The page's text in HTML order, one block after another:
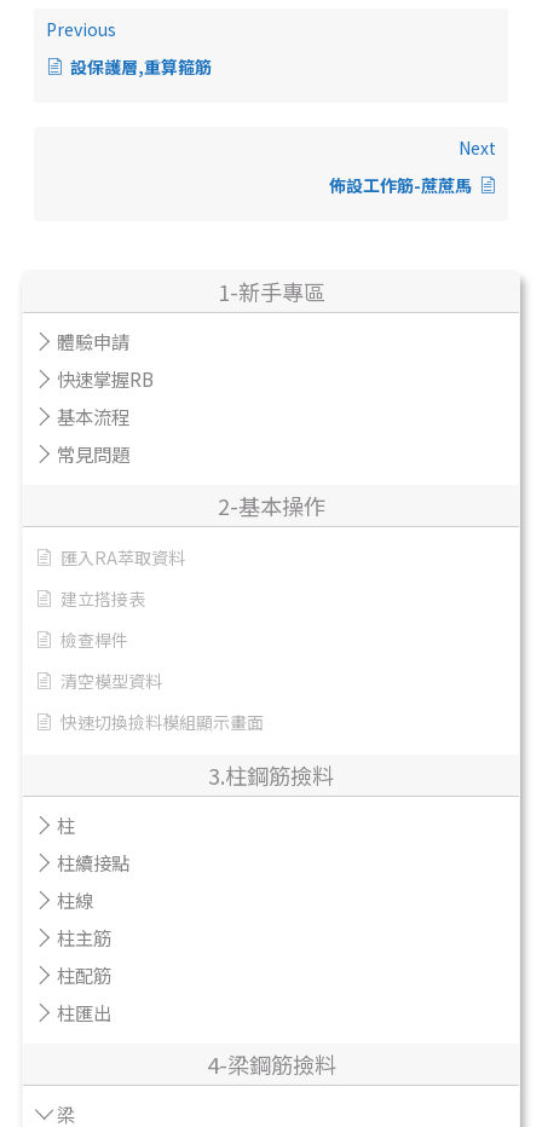
1-新手專區
體驗申請
快速掌握RB
基本流程
常見問題
2-基本操作
匯入RA萃取資料
建立搭接表
檢查桿件
清空模型資料
快速切換撿料模組顯示畫面
3.柱鋼筋撿料
柱
柱續接點
柱線
柱主筋
柱配筋
柱匯出
4-梁鋼筋撿料
梁
Previous
設保護層,重算箍筋
Next
佈設工作筋-蔗蔗馬